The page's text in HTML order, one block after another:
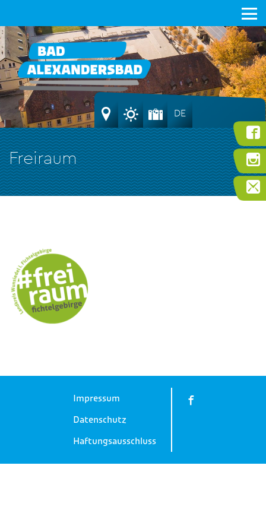
Freiraum
DE
Impressum
Datenschutz
Haftungsausschluss